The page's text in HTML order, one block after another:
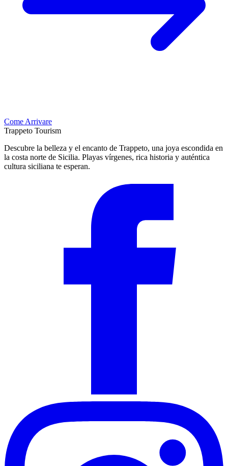
Come Arrivare
Trappeto Tourism
Descubre la belleza y el encanto de Trappeto, una joya escondida en
la costa norte de Sicilia. Playas vírgenes, rica historia y auténtica
cultura siciliana te esperan.